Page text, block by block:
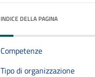
INDICE DELLA PAGINA
Competenze
Tipo di organizzazione